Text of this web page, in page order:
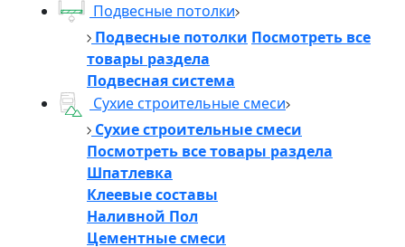
Подвесные потолки
Подвесные потолки Посмотреть все
товары раздела
Подвесная система
Сухие строительные смеси
Сухие строительные смеси
Посмотреть все товары раздела
Шпатлевка
Клеевые составы
Наливной Пол
Цементные смеси